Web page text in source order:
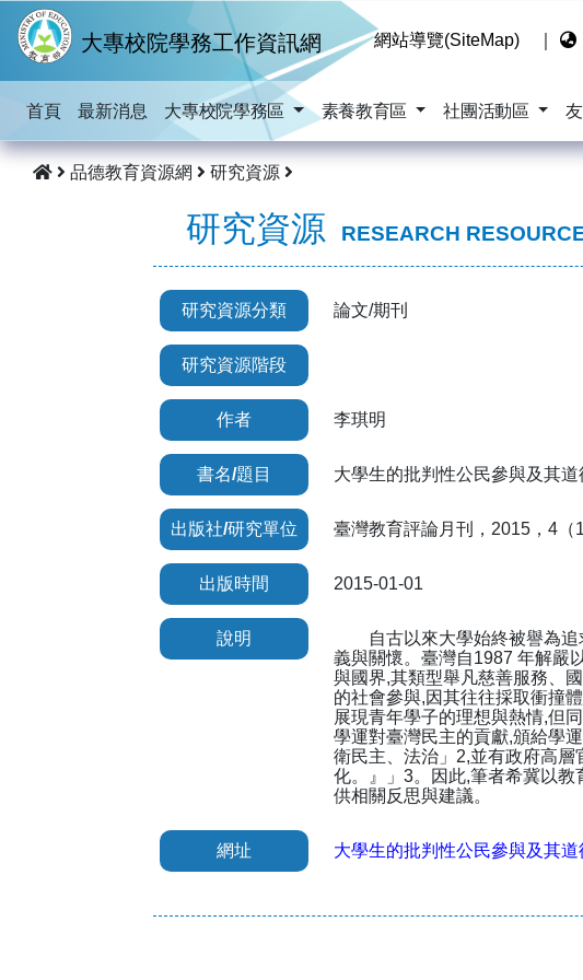
跳到主要內容
大專校院學務工作資訊網 網站導覽(SiteMap)
首頁 最新消息 大專校院學務區 素養教育區 社團活動區
品德教育資源網 研究資源
研究資源 RESEARCH
研究資源分類 論文/期刊
研究資源階段
作者 李琪明
書名/題目 大學生的批判性公民參與及其
出版社/研究單位 臺灣教育評論月刊，2015，4（
出版時間 2015-01-01
說明
自古以來大學始終被譽為追
義與關懷。臺灣自1987 年解嚴
與國界,其類型舉凡慈善服務、
的社會參與,因其往往採取衝撞
展現青年學子的理想與熱情,但
學運對臺灣民主的貢獻,頒給學
衛民主、法治」2,並有政府高
化。』」3。因此,筆者希冀以
供相關反思與建議。
網址 大學生的批判性公民參與及其